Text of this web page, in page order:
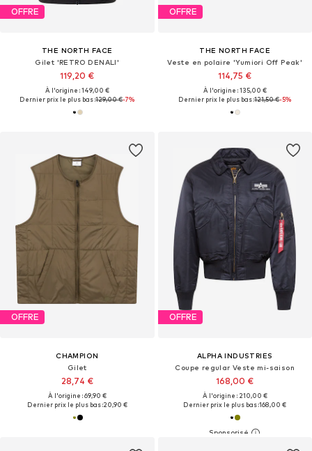
OFFRE
THE NORTH FACE
Gilet 'RETRO DENALI'
119,20 €
À l'origine : 149,00 €
Dernier prix le plus bas :129,00 €-7%
OFFRE
THE NORTH FACE
Veste en polaire 'Yumiori Off Peak'
114,75 €
À l'origine : 135,00 €
Dernier prix le plus bas :121,50 €-5%
OFFRE
CHAMPION
Gilet
28,74 €
À l'origine : 69,90 €
Dernier prix le plus bas :20,90 €
OFFRE
ALPHA INDUSTRIES
Coupe regular Veste mi-saison
168,00 €
À l'origine : 210,00 €
Dernier prix le plus bas :168,00 €